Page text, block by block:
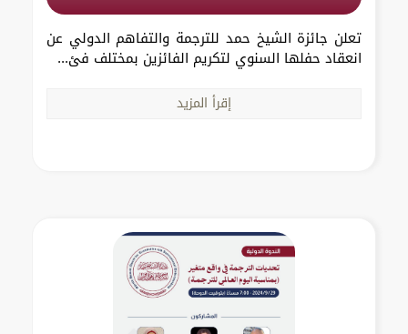
تعلن جائزة الشيخ حمد للترجمة والتفاهم الدولي عن
انعقاد حفلها السنوي لتكريم الفائزين بمختلف فئ...
إقرأ المزيد